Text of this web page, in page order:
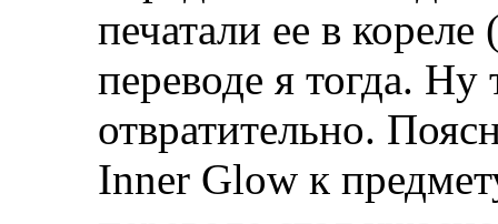
печатали ее в
переводе я тогда. Ну
отвратительно.
Inner Glow к